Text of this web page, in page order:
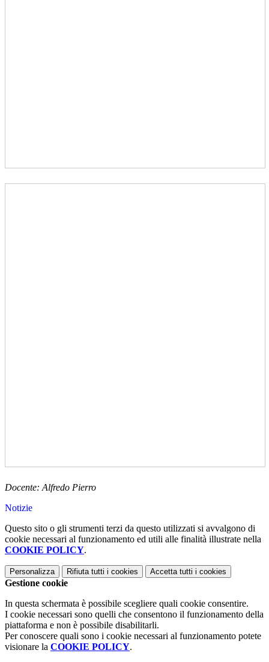
Docente: Alfredo Pierro
Notizie
Questo sito o gli strumenti terzi da questo utilizzati si avvalgono di
cookie necessari al funzionamento ed utili alle finalità illustrate nella
COOKIE POLICY.
Personalizza Rifiuta tutti i cookies Accetta tutti i cookies
Gestione cookie
In questa schermata è possibile scegliere quali cookie consentire.
I cookie necessari sono quelli che consentono il funzionamento della
piattaforma e non è possibile disabilitarli.
Per conoscere quali sono i cookie necessari al funzionamento potete
visionare la COOKIE POLICY.